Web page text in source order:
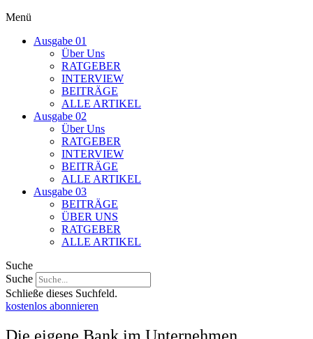
Menü
Ausgabe 01
Über Uns
RATGEBER
INTERVIEW
BEITRÄGE
ALLE ARTIKEL
Ausgabe 02
Über Uns
RATGEBER
INTERVIEW
BEITRÄGE
ALLE ARTIKEL
Ausgabe 03
BEITRÄGE
ÜBER UNS
RATGEBER
ALLE ARTIKEL
Suche
Suche
Schließe dieses Suchfeld.
kostenlos abonnieren